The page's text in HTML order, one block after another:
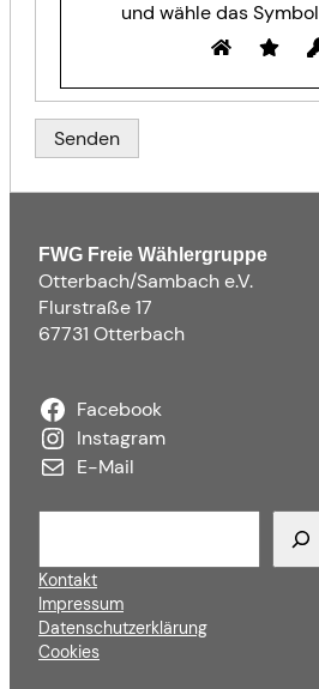
und wähle das Symbol
FWG Freie Wählergruppe
Otterbach/Sambach e.V.
Flurstraße 17
67731 Otterbach
Facebook
Instagram
E-Mail
c
h
e
n
Kontakt
Impressum
Datenschutzerklärung
Cookies